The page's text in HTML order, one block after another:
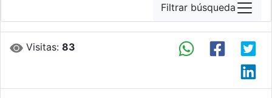
Visitas:83
Filtrar búsqueda